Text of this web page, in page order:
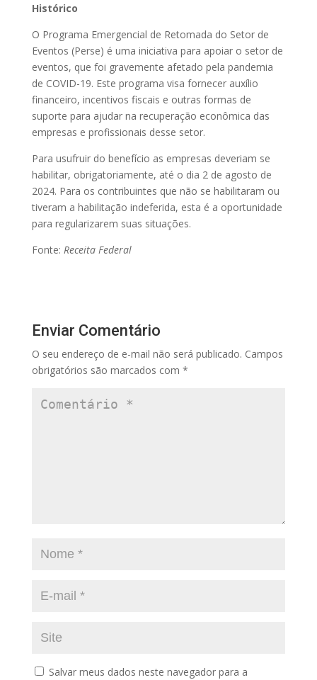
Histórico
O Programa Emergencial de Retomada do Setor de
Eventos (Perse) é uma iniciativa para apoiar o setor de
eventos, que foi gravemente afetado pela pandemia
de COVID-19. Este programa visa fornecer auxílio
financeiro, incentivos fiscais e outras formas de
suporte para ajudar na recuperação econômica das
empresas e profissionais desse setor.
Para usufruir do benefício as empresas deveriam se
habilitar, obrigatoriamente, até o dia 2 de agosto de
2024. Para os contribuintes que não se habilitaram ou
tiveram a habilitação indeferida, esta é a oportunidade
para regularizarem suas situações.
Fonte: Receita Federal
Enviar Comentário
O seu endereço de e-mail não será publicado. Campos
obrigatórios são marcados com *
Salvar meus dados neste navegador para a